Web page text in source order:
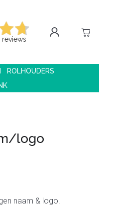
reviews
ROLHOUDERS
logo
eigen naam & logo.